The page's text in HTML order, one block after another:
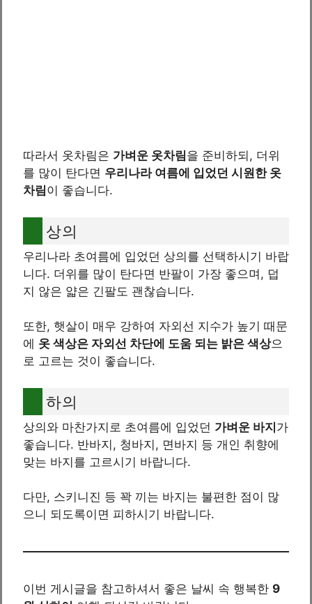
따라서 옷차림은 가벼운 옷차림을 준비하되, 더위
를 많이 탄다면 우리나라 여름에 입었던 시원한 옷
차림이 좋습니다.
상의
우리나라 초여름에 입었던 상의를 선택하시기 바랍
니다. 더위를 많이 탄다면 반팔이 가장 좋으며, 덥
지 않은 얇은 긴팔도 괜찮습니다.
또한, 햇살이 매우 강하여 자외선 지수가 높기 때문
에 옷 색상은 자외선 차단에 도움 되는 밝은 색상으
로 고르는 것이 좋습니다.
하의
상의와 마찬가지로 초여름에 입었던 가벼운 바지가
좋습니다. 반바지, 청바지, 면바지 등 개인 취향에
맞는 바지를 고르시기 바랍니다.
다만, 스키니진 등 꽉 끼는 바지는 불편한 점이 많
으니 되도록이면 피하시기 바랍니다.
이번 게시글을 참고하셔서 좋은 날씨 속 행복한 9